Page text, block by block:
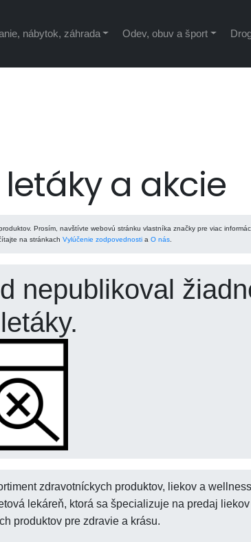
nábytok, záhrada Odev, obuv a šport
letáky a akcie
Prosím, navštívte webovú stránku vlastníka značky pre viac
na stránkach Vylúčenie zodpovednosti a O nás
nepublikoval
zdravotníckych produktov, liekov a wellness
lekáreň, ktorá sa špecializuje na predaj
produktov pre zdravie a krásu.